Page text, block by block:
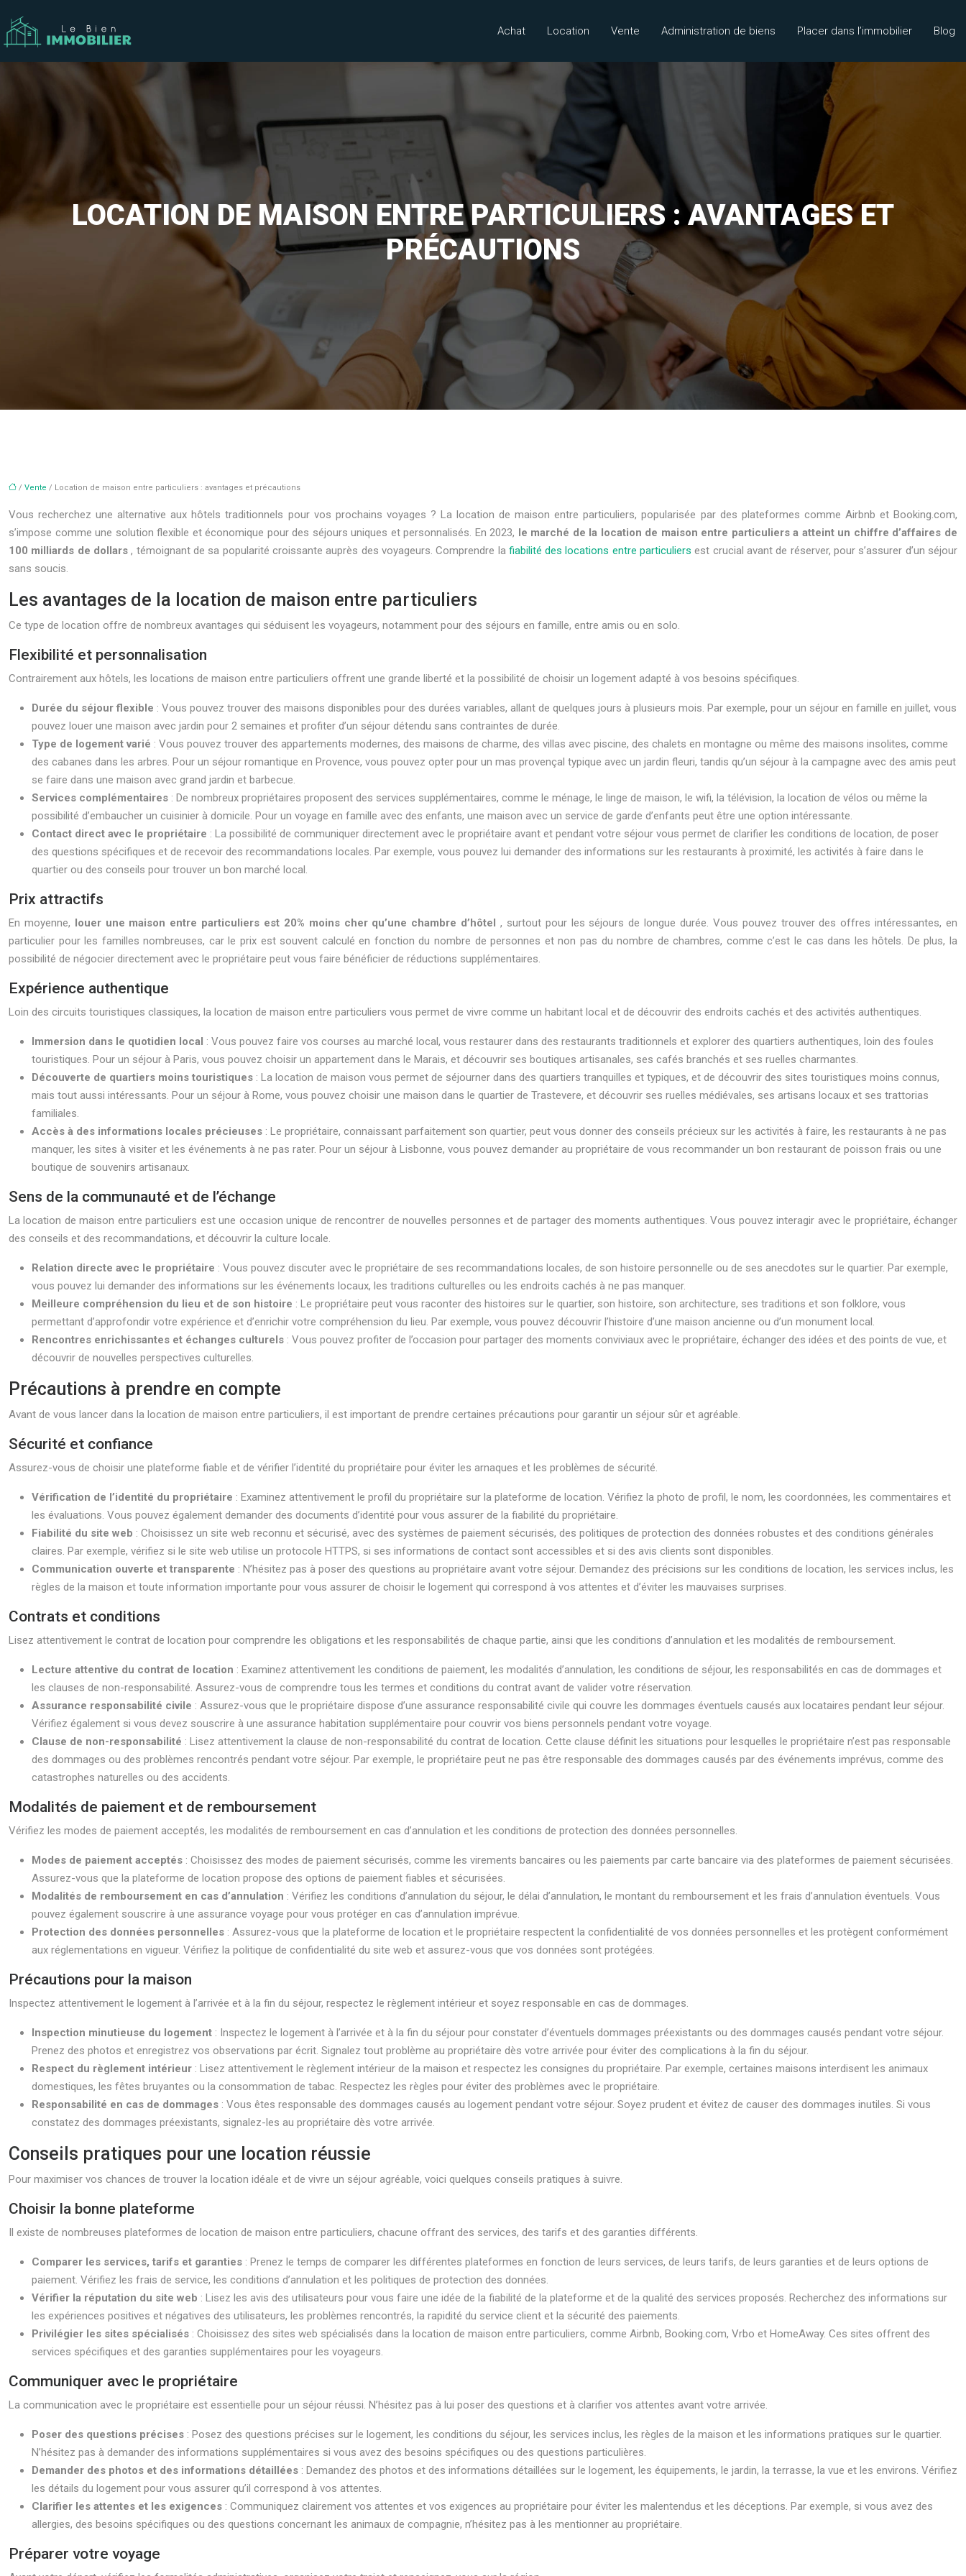
Achat Location Vente Administration de biens Placer dans l’immobilier Blog
LOCATION DE MAISON ENTRE PARTICULIERS : AVANTAGES ET
PRÉCAUTIONS
/ Vente / Location de maison entre particuliers : avantages et précautions
Vous recherchez une alternative aux hôtels traditionnels pour vos prochains voyages ? La location de maison entre particuliers, popularisée par des plateformes comme Airbnb et Booking.com,
s’impose comme une solution flexible et économique pour des séjours uniques et personnalisés. En 2023, le marché de la location de maison entre particuliers a atteint un chiffre d’affaires de
100 milliards de dollars, témoignant de sa popularité croissante auprès des voyageurs. Comprendre la fiabilité des locations entre particuliers est crucial avant de réserver, pour s’assurer d’un séjour
sans soucis.
Les avantages de la location de maison entre particuliers
Ce type de location offre de nombreux avantages qui séduisent les voyageurs, notamment pour des séjours en famille, entre amis ou en solo.
Flexibilité et personnalisation
Contrairement aux hôtels, les locations de maison entre particuliers offrent une grande liberté et la possibilité de choisir un logement adapté à vos besoins spécifiques.
Durée du séjour flexible : Vous pouvez trouver des maisons disponibles pour des durées variables, allant de quelques jours à plusieurs mois. Par exemple, pour un séjour en famille en juillet, vous
pouvez louer une maison avec jardin pour 2 semaines et profiter d’un séjour détendu sans contraintes de durée.
Type de logement varié : Vous pouvez trouver des appartements modernes, des maisons de charme, des villas avec piscine, des chalets en montagne ou même des maisons insolites, comme
des cabanes dans les arbres. Pour un séjour romantique en Provence, vous pouvez opter pour un mas provençal typique avec un jardin fleuri, tandis qu’un séjour à la campagne avec des amis peut
se faire dans une maison avec grand jardin et barbecue.
Services complémentaires : De nombreux propriétaires proposent des services supplémentaires, comme le ménage, le linge de maison, le wifi, la télévision, la location de vélos ou même la
possibilité d’embaucher un cuisinier à domicile. Pour un voyage en famille avec des enfants, une maison avec un service de garde d’enfants peut être une option intéressante.
Contact direct avec le propriétaire : La possibilité de communiquer directement avec le propriétaire avant et pendant votre séjour vous permet de clarifier les conditions de location, de poser
des questions spécifiques et de recevoir des recommandations locales. Par exemple, vous pouvez lui demander des informations sur les restaurants à proximité, les activités à faire dans le
quartier ou des conseils pour trouver un bon marché local.
Prix attractifs
En moyenne, louer une maison entre particuliers est 20% moins cher qu’une chambre d’hôtel, surtout pour les séjours de longue durée. Vous pouvez trouver des offres intéressantes, en
particulier pour les familles nombreuses, car le prix est souvent calculé en fonction du nombre de personnes et non pas du nombre de chambres, comme c’est le cas dans les hôtels. De plus, la
possibilité de négocier directement avec le propriétaire peut vous faire bénéficier de réductions supplémentaires.
Expérience authentique
Loin des circuits touristiques classiques, la location de maison entre particuliers vous permet de vivre comme un habitant local et de découvrir des endroits cachés et des activités authentiques.
Immersion dans le quotidien local : Vous pouvez faire vos courses au marché local, vous restaurer dans des restaurants traditionnels et explorer des quartiers authentiques, loin des foules
touristiques. Pour un séjour à Paris, vous pouvez choisir un appartement dans le Marais, et découvrir ses boutiques artisanales, ses cafés branchés et ses ruelles charmantes.
Découverte de quartiers moins touristiques : La location de maison vous permet de séjourner dans des quartiers tranquilles et typiques, et de découvrir des sites touristiques moins connus,
mais tout aussi intéressants. Pour un séjour à Rome, vous pouvez choisir une maison dans le quartier de Trastevere, et découvrir ses ruelles médiévales, ses artisans locaux et ses trattorias
familiales.
Accès à des informations locales précieuses : Le propriétaire, connaissant parfaitement son quartier, peut vous donner des conseils précieux sur les activités à faire, les restaurants à ne pas
manquer, les sites à visiter et les événements à ne pas rater. Pour un séjour à Lisbonne, vous pouvez demander au propriétaire de vous recommander un bon restaurant de poisson frais ou une
boutique de souvenirs artisanaux.
Sens de la communauté et de l’échange
La location de maison entre particuliers est une occasion unique de rencontrer de nouvelles personnes et de partager des moments authentiques. Vous pouvez interagir avec le propriétaire, échanger
des conseils et des recommandations, et découvrir la culture locale.
Relation directe avec le propriétaire : Vous pouvez discuter avec le propriétaire de ses recommandations locales, de son histoire personnelle ou de ses anecdotes sur le quartier. Par exemple,
vous pouvez lui demander des informations sur les événements locaux, les traditions culturelles ou les endroits cachés à ne pas manquer.
Meilleure compréhension du lieu et de son histoire : Le propriétaire peut vous raconter des histoires sur le quartier, son histoire, son architecture, ses traditions et son folklore, vous
permettant d’approfondir votre expérience et d’enrichir votre compréhension du lieu. Par exemple, vous pouvez découvrir l’histoire d’une maison ancienne ou d’un monument local.
Rencontres enrichissantes et échanges culturels : Vous pouvez profiter de l’occasion pour partager des moments conviviaux avec le propriétaire, échanger des idées et des points de vue, et
découvrir de nouvelles perspectives culturelles.
Précautions à prendre en compte
Avant de vous lancer dans la location de maison entre particuliers, il est important de prendre certaines précautions pour garantir un séjour sûr et agréable.
Sécurité et confiance
Assurez-vous de choisir une plateforme fiable et de vérifier l’identité du propriétaire pour éviter les arnaques et les problèmes de sécurité.
Vérification de l’identité du propriétaire : Examinez attentivement le profil du propriétaire sur la plateforme de location. Vérifiez la photo de profil, le nom, les coordonnées, les commentaires et
les évaluations. Vous pouvez également demander des documents d’identité pour vous assurer de la fiabilité du propriétaire.
Fiabilité du site web : Choisissez un site web reconnu et sécurisé, avec des systèmes de paiement sécurisés, des politiques de protection des données robustes et des conditions générales
claires. Par exemple, vérifiez si le site web utilise un protocole HTTPS, si ses informations de contact sont accessibles et si des avis clients sont disponibles.
Communication ouverte et transparente : N’hésitez pas à poser des questions au propriétaire avant votre séjour. Demandez des précisions sur les conditions de location, les services inclus, les
règles de la maison et toute information importante pour vous assurer de choisir le logement qui correspond à vos attentes et d’éviter les mauvaises surprises.
Contrats et conditions
Lisez attentivement le contrat de location pour comprendre les obligations et les responsabilités de chaque partie, ainsi que les conditions d’annulation et les modalités de remboursement.
Lecture attentive du contrat de location : Examinez attentivement les conditions de paiement, les modalités d’annulation, les conditions de séjour, les responsabilités en cas de dommages et
les clauses de non-responsabilité. Assurez-vous de comprendre tous les termes et conditions du contrat avant de valider votre réservation.
Assurance responsabilité civile : Assurez-vous que le propriétaire dispose d’une assurance responsabilité civile qui couvre les dommages éventuels causés aux locataires pendant leur séjour.
Vérifiez également si vous devez souscrire à une assurance habitation supplémentaire pour couvrir vos biens personnels pendant votre voyage.
Clause de non-responsabilité : Lisez attentivement la clause de non-responsabilité du contrat de location. Cette clause définit les situations pour lesquelles le propriétaire n’est pas responsable
des dommages ou des problèmes rencontrés pendant votre séjour. Par exemple, le propriétaire peut ne pas être responsable des dommages causés par des événements imprévus, comme des
catastrophes naturelles ou des accidents.
Modalités de paiement et de remboursement
Vérifiez les modes de paiement acceptés, les modalités de remboursement en cas d’annulation et les conditions de protection des données personnelles.
Modes de paiement acceptés : Choisissez des modes de paiement sécurisés, comme les virements bancaires ou les paiements par carte bancaire via des plateformes de paiement sécurisées.
Assurez-vous que la plateforme de location propose des options de paiement fiables et sécurisées.
Modalités de remboursement en cas d’annulation : Vérifiez les conditions d’annulation du séjour, le délai d’annulation, le montant du remboursement et les frais d’annulation éventuels. Vous
pouvez également souscrire à une assurance voyage pour vous protéger en cas d’annulation imprévue.
Protection des données personnelles : Assurez-vous que la plateforme de location et le propriétaire respectent la confidentialité de vos données personnelles et les protègent conformément
aux réglementations en vigueur. Vérifiez la politique de confidentialité du site web et assurez-vous que vos données sont protégées.
Précautions pour la maison
Inspectez attentivement le logement à l’arrivée et à la fin du séjour, respectez le règlement intérieur et soyez responsable en cas de dommages.
Inspection minutieuse du logement : Inspectez le logement à l’arrivée et à la fin du séjour pour constater d’éventuels dommages préexistants ou des dommages causés pendant votre séjour.
Prenez des photos et enregistrez vos observations par écrit. Signalez tout problème au propriétaire dès votre arrivée pour éviter des complications à la fin du séjour.
Respect du règlement intérieur : Lisez attentivement le règlement intérieur de la maison et respectez les consignes du propriétaire. Par exemple, certaines maisons interdisent les animaux
domestiques, les fêtes bruyantes ou la consommation de tabac. Respectez les règles pour éviter des problèmes avec le propriétaire.
Responsabilité en cas de dommages : Vous êtes responsable des dommages causés au logement pendant votre séjour. Soyez prudent et évitez de causer des dommages inutiles. Si vous
constatez des dommages préexistants, signalez-les au propriétaire dès votre arrivée.
Conseils pratiques pour une location réussie
Pour maximiser vos chances de trouver la location idéale et de vivre un séjour agréable, voici quelques conseils pratiques à suivre.
Choisir la bonne plateforme
Il existe de nombreuses plateformes de location de maison entre particuliers, chacune offrant des services, des tarifs et des garanties différents.
Comparer les services, tarifs et garanties : Prenez le temps de comparer les différentes plateformes en fonction de leurs services, de leurs tarifs, de leurs garanties et de leurs options de
paiement. Vérifiez les frais de service, les conditions d’annulation et les politiques de protection des données.
Vérifier la réputation du site web : Lisez les avis des utilisateurs pour vous faire une idée de la fiabilité de la plateforme et de la qualité des services proposés. Recherchez des informations sur
les expériences positives et négatives des utilisateurs, les problèmes rencontrés, la rapidité du service client et la sécurité des paiements.
Privilégier les sites spécialisés : Choisissez des sites web spécialisés dans la location de maison entre particuliers, comme Airbnb, Booking.com, Vrbo et HomeAway. Ces sites offrent des
services spécifiques et des garanties supplémentaires pour les voyageurs.
Communiquer avec le propriétaire
La communication avec le propriétaire est essentielle pour un séjour réussi. N’hésitez pas à lui poser des questions et à clarifier vos attentes avant votre arrivée.
Poser des questions précises : Posez des questions précises sur le logement, les conditions du séjour, les services inclus, les règles de la maison et les informations pratiques sur le quartier.
N’hésitez pas à demander des informations supplémentaires si vous avez des besoins spécifiques ou des questions particulières.
Demander des photos et des informations détaillées : Demandez des photos et des informations détaillées sur le logement, les équipements, le jardin, la terrasse, la vue et les environs. Vérifiez
les détails du logement pour vous assurer qu’il correspond à vos attentes.
Clarifier les attentes et les exigences : Communiquez clairement vos attentes et vos exigences au propriétaire pour éviter les malentendus et les déceptions. Par exemple, si vous avez des
allergies, des besoins spécifiques ou des questions concernant les animaux de compagnie, n’hésitez pas à les mentionner au propriétaire.
Préparer votre voyage